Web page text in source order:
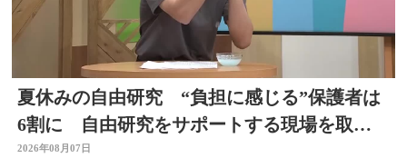
夏休みの自由研究 “負担に感じる”保護者は
6割に 自由研究をサポートする現場を取
材 スタジオで「割れないシャボン玉」づく
2026年08月07日